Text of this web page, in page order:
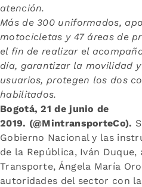
atención.
Más de 300 uniformados,
motocicletas y 47 áreas de
el fin de realizar el
día, garantizar la movilidad
usuarios, protegen los dos
habilitados.
Bogotá, 21 de junio de
2019. (@MintransporteCo).
Gobierno Nacional y las
de la República, Iván
Transporte, Ángela María
autoridades del sector con